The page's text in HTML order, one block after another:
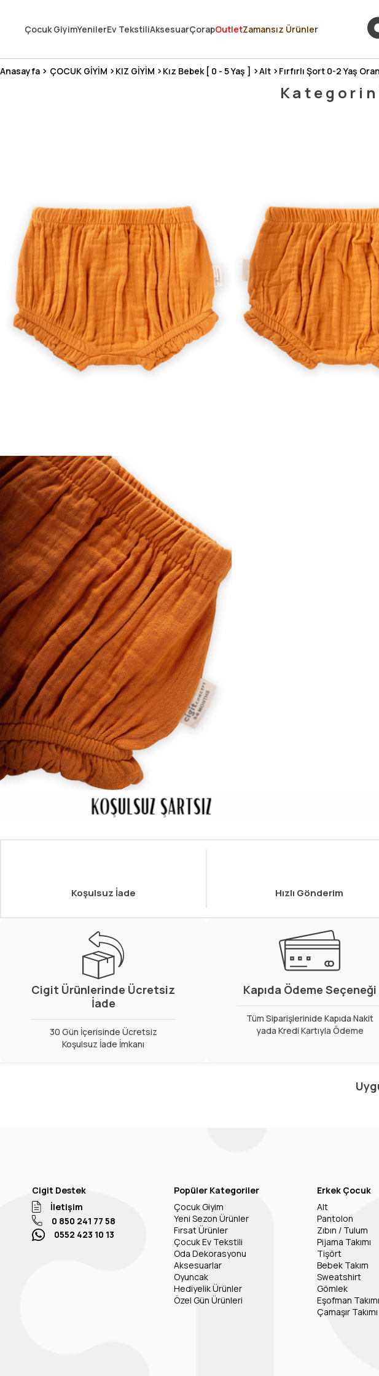
3 MİLYONDAN FAZLA MUTLU MÜŞTERİ ❤️ 10 MİLYON ÜRÜN
Çocuk GiyimYenilerEv TekstiliAksesuarÇorapOutletZamansız Ürünler
Anasayfa ÇOCUK GİYİM KIZ GİYİM Kız Bebek [ 0 - 5 Yaş ] Alt Fırfırlı Şort 0-2 Yaş
Koşulsuz İade Hızlı Gönderim
Cigit Ürünlerinde Ücretsiz
İade
30 Gün İçerisinde Ücretsiz
Koşulsuz İade İmkanı
Kapıda Ödeme Seçeneği
Tüm Siparişlerinide Kapıda Nakit
yada Kredi Kartıyla Ödeme
Cigit Destek
İletişim
0 850 241 77 58
0552 423 10 13
Popüler Kategoriler
Çocuk Giyim
Yeni Sezon Ürünler
Fırsat Ürünler
Çocuk Ev Tekstili
Oda Dekorasyonu
Aksesuarlar
Oyuncak
Hediyelik Ürünler
Özel Gün Ürünleri
Erkek Çocuk
Alt
Pantolon
Zıbın / Tulum
Pijama Takımı
Tişört
Bebek Takım
Sweatshirt
Gömlek
Eşofman Takımı
Çamaşır Takımı